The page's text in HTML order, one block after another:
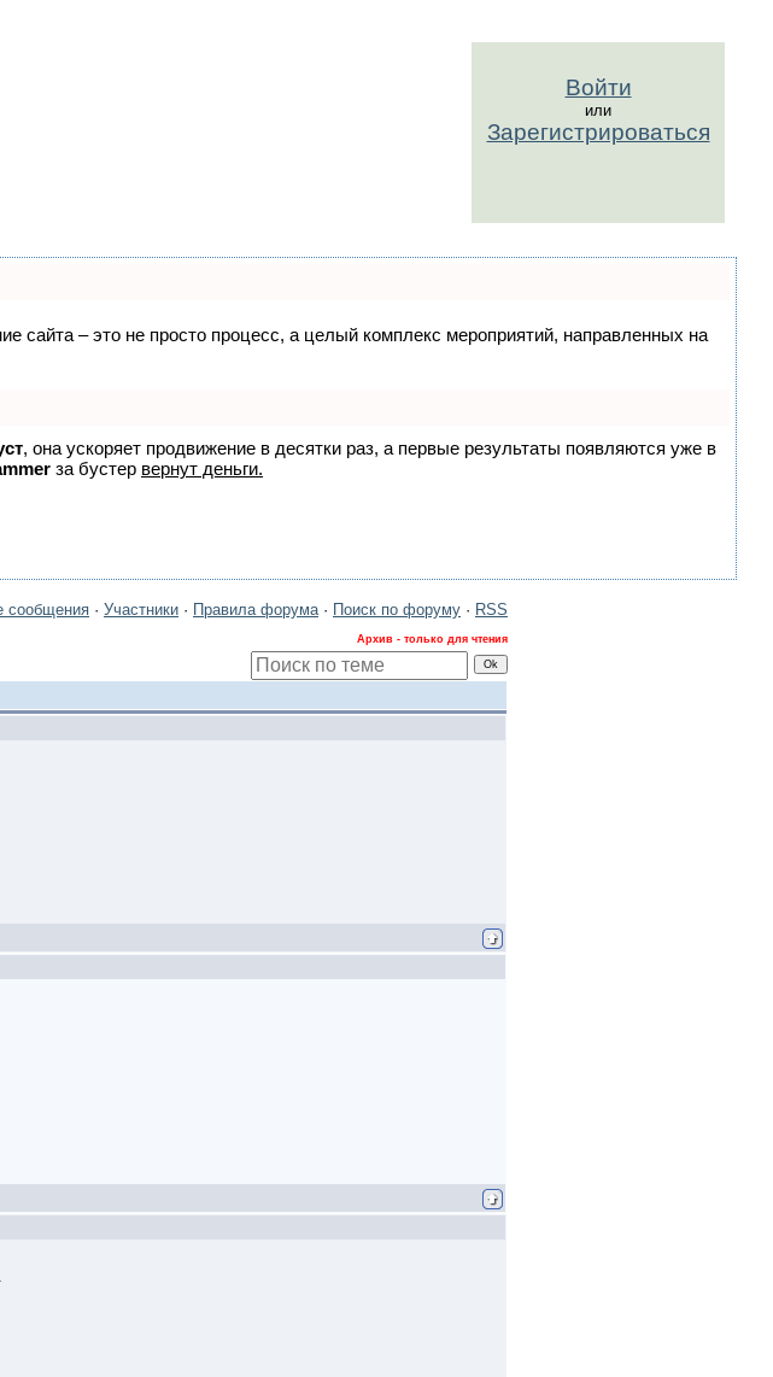
Войти
или
Зарегистрироваться
сайта – это не просто процесс, а целый комплекс мероприятий, направленных на
, она ускоряет продвижение в десятки раз, а первые результаты появляются уже в
за бустер вернут деньги.
сообщения · Участники · Правила форума· Поиск по форуму · RSS
Архив - только для чтения